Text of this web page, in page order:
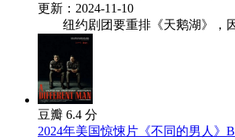
更新：2024-11-10
纽约剧团要重排《天鹅湖》，因
豆瓣 6.4 分
2024年美国惊悚片《不同的男人》